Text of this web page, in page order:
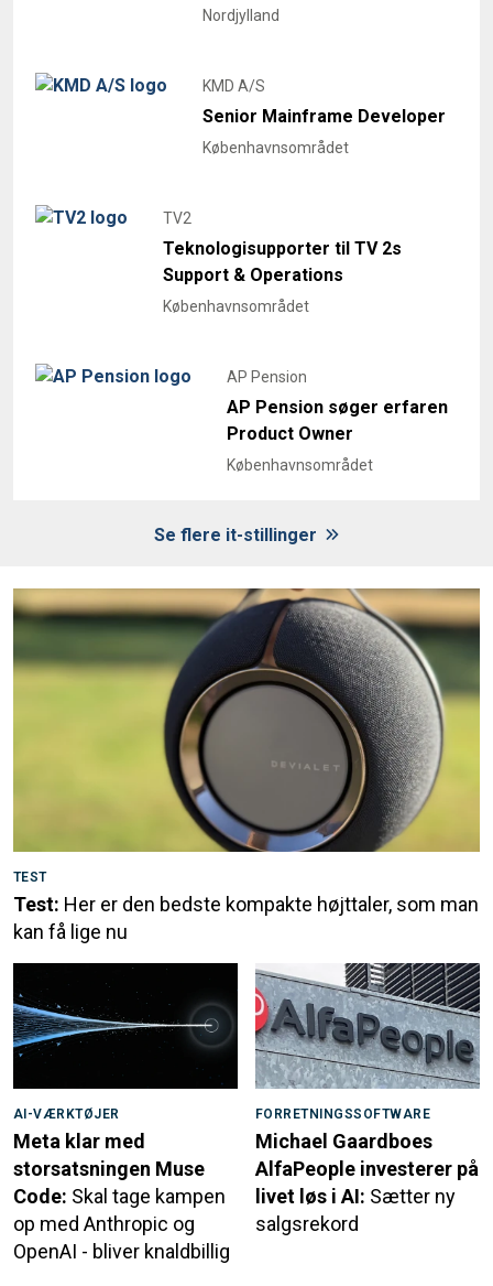
Nordjylland
KMD A/S
Senior Mainframe Developer
Københavnsområdet
TV2
Teknologisupporter til TV 2s
Support & Operations
Københavnsområdet
AP Pension
AP Pension søger erfaren
Product Owner
Københavnsområdet
Se flere it-stillinger
TEST
Test: Her er den bedste kompakte højttaler, som man
kan få lige nu
AI-VÆRKTØJER
Meta klar med
storsatsningen Muse
Code: Skal tage kampen
op med Anthropic og
OpenAI - bliver knaldbillig
FORRETNINGSSOFTWARE
Michael Gaardboes
AlfaPeople investerer på
livet løs i AI: Sætter ny
salgsrekord